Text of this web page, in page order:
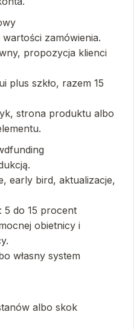
zamówienia.
propozycja klienci
plus szkło, razem 15
strona produktu albo
early bird, aktualizacje,
5 do 15 procent
obietnicy i
własny system
albo skok